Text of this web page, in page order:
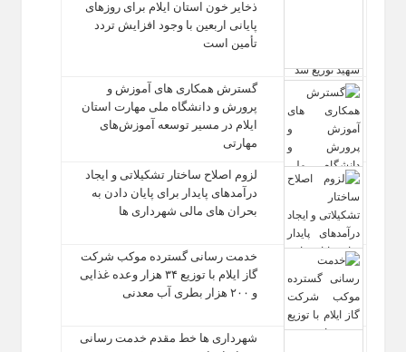
ذخایر خون استان ایلام برای روزهای
پایانی اربعین با وجود افزایش تردد
تأمین است
گسترش همکاری‌ های آموزش و
پرورش و دانشگاه ملی مهارت استان
ایلام در مسیر توسعه آموزش‌های
مهارتی
لزوم اصلاح ساختار تشکیلاتی و ایجاد
درآمدهای پایدار برای پایان دادن به
بحران‌ های مالی شهرداری‌ ها
خدمت رسانی گسترده موکب شرکت
گاز ایلام با توزیع ۳۴ هزار وعده غذایی
و ۲۰۰ هزار بطری آب معدنی
شهرداری‌ ها خط مقدم خدمت ‌رسانی